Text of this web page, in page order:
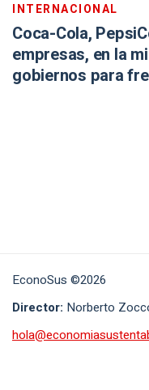
INTERNACIONAL
Coca-Cola,
empresas, en la
gobiernos para
EconoSus ©2026
Director: Norberto